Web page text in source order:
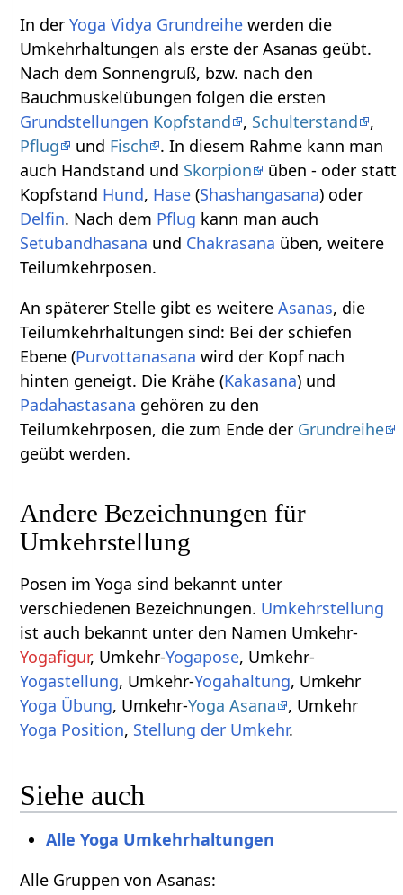
In derYoga Vidya Grundreihe werden die
Umkehrhaltungen als erste der Asanas geübt.
Nach dem Sonnengruß, bzw. nach den
Bauchmuskelübungen folgen die ersten
Grundstellungen Kopfstand , Schulterstand
,
Pflug
und Fisch
. In diesem Rahme kann man
auch Handstand und Skorpion
üben - oder statt
Kopfstand Hund, Hase (Shashangasana) oder
Delfin. Nach dem Pflug kann man auch
Setubandhasana und Chakrasana üben, weitere
Teilumkehrposen.
An späterer Stelle gibt es weitereAsanas, die
Teilumkehrhaltungen sind: Bei der schiefen
Ebene (Purvottanasana wird der Kopf nach
hinten geneigt. Die Krähe (Kakasana) und
Padahastasana gehören zu den
Teilumkehrposen, die zum Ende der Grundreihe
geübt werden.
Andere Bezeichnungen für
Umkehrstellung
Posen im Yoga sind bekannt unter
verschiedenen Bezeichnungen. Umkehrstellung
ist auch bekannt unter den Namen Umkehr-
Yogafigur, Umkehr-Yogapose, Umkehr-
Yogastellung, Umkehr-Yogahaltung, Umkehr
Yoga Übung, Umkehr-Yoga Asana
, Umkehr
Yoga Position, Stellung der Umkehr.
Siehe auch
Alle Yoga Umkehrhaltungen
Alle Gruppen von Asanas: